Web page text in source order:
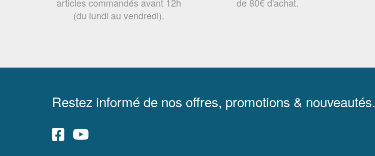
(du lundi au vendredi).
Restez informé de nos offres, promotions & nouveautés.